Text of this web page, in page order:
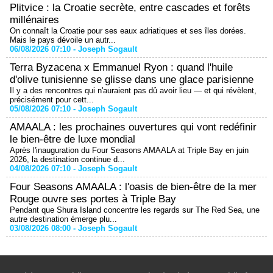
Plitvice : la Croatie secrète, entre cascades et forêts
millénaires
On connaît la Croatie pour ses eaux adriatiques et ses îles dorées.
Mais le pays dévoile un autr...
06/08/2026 07:10 - Joseph Sogault
Terra Byzacena x Emmanuel Ryon : quand l'huile
d'olive tunisienne se glisse dans une glace parisienne
Il y a des rencontres qui n'auraient pas dû avoir lieu — et qui révèlent,
précisément pour cett...
05/08/2026 07:10 - Joseph Sogault
AMAALA : les prochaines ouvertures qui vont redéfinir
le bien-être de luxe mondial
Après l'inauguration du Four Seasons AMAALA at Triple Bay en juin
2026, la destination continue d...
04/08/2026 07:10 - Joseph Sogault
Four Seasons AMAALA : l'oasis de bien-être de la mer
Rouge ouvre ses portes à Triple Bay
Pendant que Shura Island concentre les regards sur The Red Sea, une
autre destination émerge plu...
03/08/2026 08:00 - Joseph Sogault